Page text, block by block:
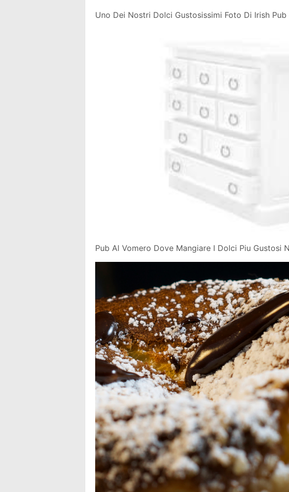
Uno Dei Nostri Dolci Gustosissimi Foto Di Irish Pub
Pub Al Vomero Dove Mangiare I Dolci Piu Gustosi